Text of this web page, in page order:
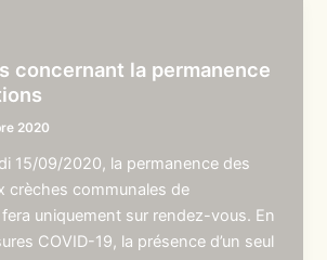
concernant la permanence
2020
15/09/2020, la permanence des
crèches communales de
uniquement sur rendez-vous. En
COVID-19, la présence d’un seul